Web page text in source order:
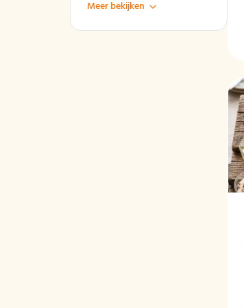
Meer bekijken